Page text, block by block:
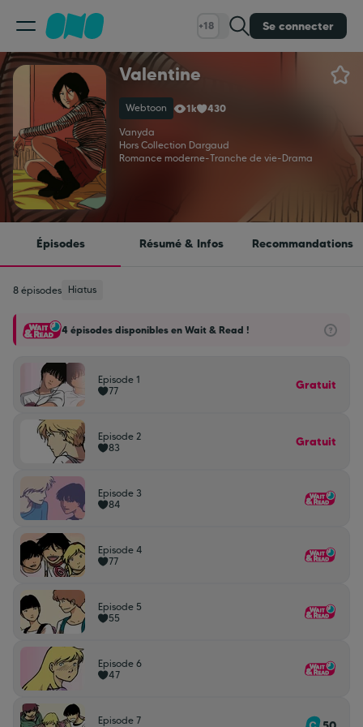
+18 Se connecter
Classement
Calendrier
Bibliothèque
Coinshop
Blog
Valentine
Webtoon 1k
430
Vanyda
Hors Collection Dargaud
Romance moderne-Tranche de vie-Drama
Épisodes Résumé & Infos Recommandations
8 épisodes Hiatus
4 épisodes disponibles en Wait & Read !
Episode 1
77
Gratuit
Episode 2
83
Gratuit
Episode 3
84
Episode 4
77
Episode 5
55
Episode 6
47
Episode 7